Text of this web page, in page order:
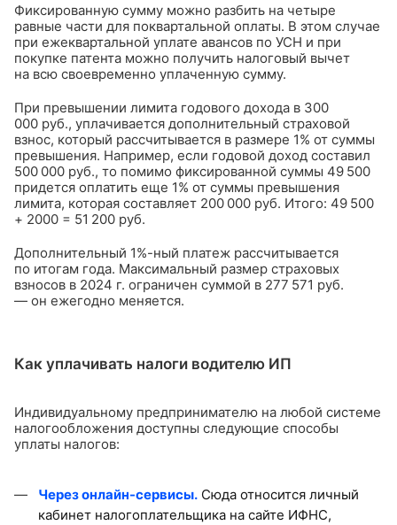
Фиксированную сумму можно разбить на четыре
равные части для поквартальной оплаты. В этом случае
при ежеквартальной уплате авансов по УСН и при
покупке патента можно получить налоговый вычет
на всю своевременно уплаченную сумму.
При превышении лимита годового дохода в 300
000 руб., уплачивается дополнительный страховой
взнос, который рассчитывается в размере 1% от суммы
превышения. Например, если годовой доход составил
500 000 руб., то помимо фиксированной суммы 49 500
придется оплатить еще 1% от суммы превышения
лимита, которая составляет 200 000 руб. Итого: 49 500
+ 2000 = 51 200 руб.
Дополнительный 1%-ный платеж рассчитывается
по итогам года. Максимальный размер страховых
взносов в 2024 г. ограничен суммой в 277 571 руб.
— он ежегодно меняется.
Как уплачивать налоги водителю ИП
Индивидуальному предпринимателю на любой системе
налогообложения доступны следующие способы
уплаты налогов:
Через онлайн-сервисы. Сюда относится личный
кабинет налогоплательщика на сайте ИФНС,